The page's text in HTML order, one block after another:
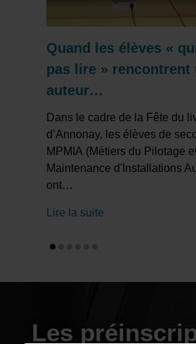
Quand les élèves «
pas lire » rencontrent
auteur…
Dans le cadre de la Fête du
d’Annonay, les élèves de
MPMIA (Métiers du Pilotage
Maintenance d'Installations
ont…
Lire la suite
Les